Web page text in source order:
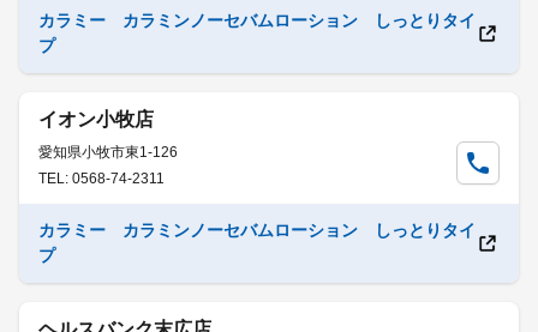
カラミー カラミンノーセバムローション しっとりタイ
プ
イオン小牧店
愛知県小牧市東1-126
TEL: 0568-74-2311
カラミー カラミンノーセバムローション しっとりタイ
プ